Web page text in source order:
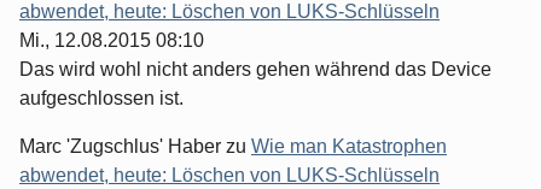
abwendet, heute: Löschen von LUKS-Schlüsseln
Mi., 12.08.2015 08:10
Das wird wohl nicht anders gehen während das Device
aufgeschlossen ist.
Marc 'Zugschlus' Haber zu Wie man Katastrophen
abwendet, heute: Löschen von LUKS-Schlüsseln